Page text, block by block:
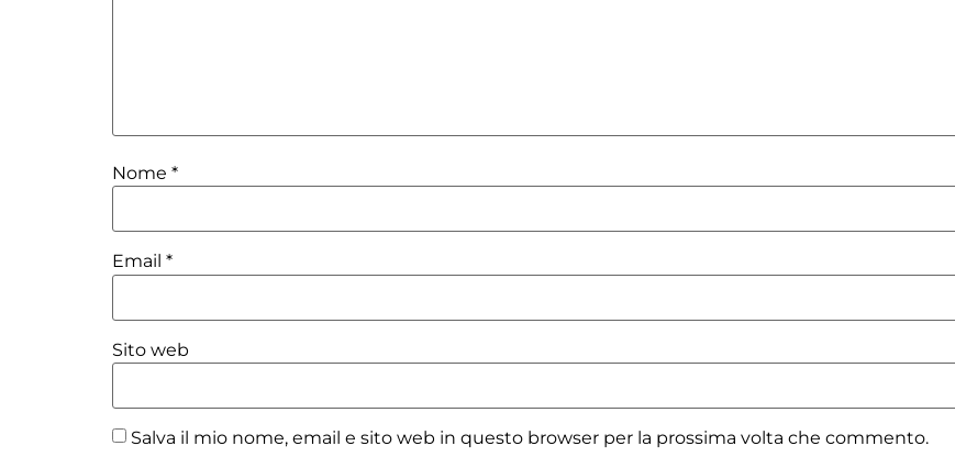
Nome *
Email *
Sito web
Salva il mio nome, email e sito web in questo browser per la prossima volta che commento.